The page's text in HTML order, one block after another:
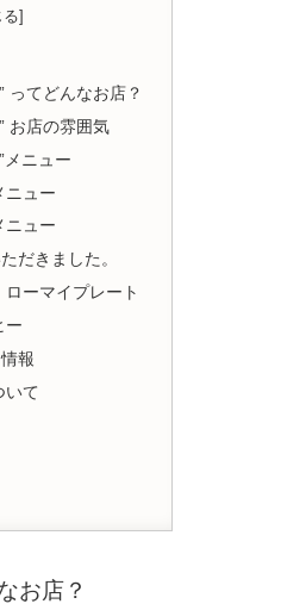
ってどんなお店？
お店の雰囲気
メニュー
ニュー
ニュー
だきました。
ーマイプレート
ー
報
いて
お店？